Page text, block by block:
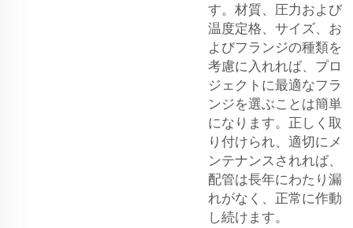
す。材質、圧力および
温度定格、サイズ、お
よびフランジの種類を
考慮に入れれば、プロ
ジェクトに最適なフラ
ンジを選ぶことは簡単
になります。正しく取
り付けられ、適切にメ
ンテナンスされれば、
配管は長年にわたり漏
れがなく、正常に作動
し続けます。